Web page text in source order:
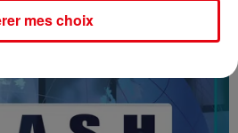
mes choix